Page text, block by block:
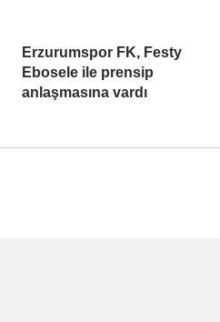
Erzurumspor FK, Festy
Ebosele ile prensip
anlaşmasına vardı